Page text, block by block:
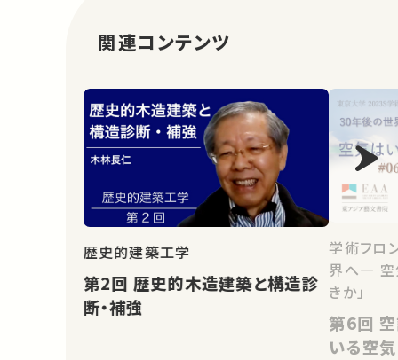
関連コンテンツ
歴史的建築工学
第2回 歴史的木造建築と構造診
断・補強
学術フロ
界へ― 空
きか」
第6回 空調メーカーが試行して
いる空